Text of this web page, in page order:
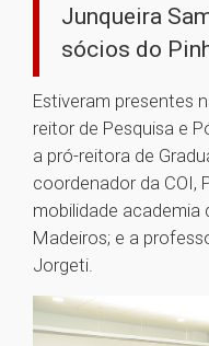
Junqueira
sócios do
Estiveram presentes
reitor de Pesquisa e
a pró-reitora de
coordenador da COI,
mobilidade academia
Madeiros; e a
Jorgeti.